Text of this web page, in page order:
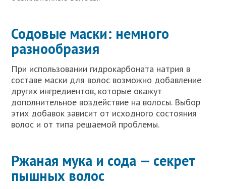
Содовые маски: немного
разнообразия
При использовании гидрокарбоната натрия в
составе маски для волос возможно добавление
других ингредиентов, которые окажут
дополнительное воздействие на волосы. Выбор
этих добавок зависит от исходного состояния
волос и от типа решаемой проблемы.
Ржаная мука и сода — секрет
пышных волос